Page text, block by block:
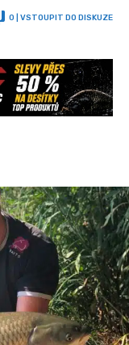
0 | VSTOUPIT DO DISKUZE